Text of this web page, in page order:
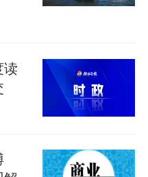
到一年光景，在双
次强调“十大伙伴
等重点领域合作，
读